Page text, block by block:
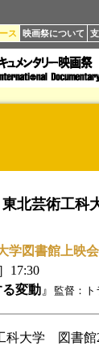
ス 映画祭について
東北芸術工科
学図書館上映会
17:30
変動 』 監督：
科大学 図書館